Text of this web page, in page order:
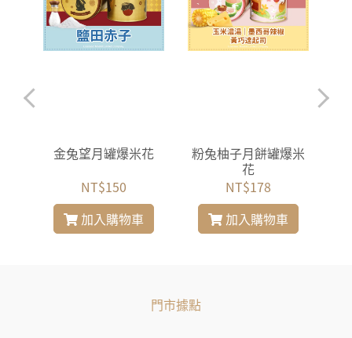
金兔望月罐爆米花
NT$150
加入購物車
粉兔柚子月餅罐爆米
花
NT$178
加入購物車
門市據點